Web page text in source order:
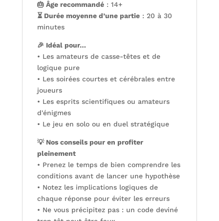
🎂 Âge recommandé: 14+
⏳ Durée moyenne d’une partie: 20 à 30
minutes
🎉 Idéal pour…
• Les amateurs de casse-têtes et de
logique pure
• Les soirées courtes et cérébrales entre
joueurs
• Les esprits scientifiques ou amateurs
d'énigmes
• Le jeu en solo ou en duel stratégique
💡 Nos conseils pour en profiter
pleinement
• Prenez le temps de bien comprendre les
conditions avant de lancer une hypothèse
• Notez les implications logiques de
chaque réponse pour éviter les erreurs
• Ne vous précipitez pas : un code deviné